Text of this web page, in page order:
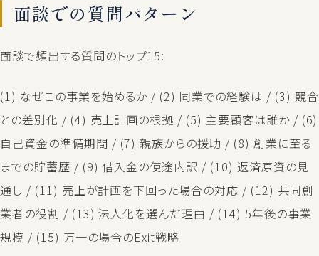
面談での質問パターン
面談で頻出する質問のトップ15:
(1) なぜこの事業を始めるか / (2) 同業での経験は / (3) 競合
との差別化 / (4) 売上計画の根拠 / (5) 主要顧客は誰か / (6)
自己資金の準備期間 / (7) 親族からの援助 / (8) 創業に至る
までの貯蓄歴 / (9) 借入金の使途内訳 / (10) 返済原資の見
通し / (11) 売上が計画を下回った場合の対応 / (12) 共同創
業者の役割 / (13) 法人化を選んだ理由 / (14) 5年後の事業
規模 / (15) 万一の場合のExit戦略